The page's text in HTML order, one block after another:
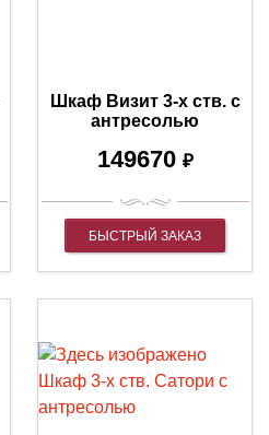
Шкаф Визит 3-х ств. с
антресолью
149670 ₽
БЫСТРЫЙ ЗАКАЗ